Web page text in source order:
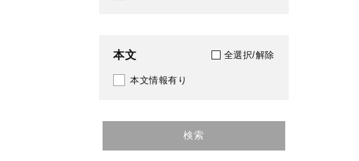
本文 全選択/解除
本文情報有り
検索